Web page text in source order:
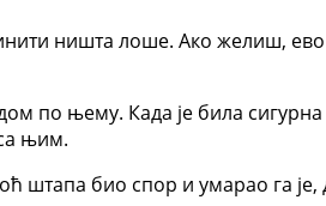
ништа лоше. Ако желиш,
по њему. Када је била
њим.
био спор и умарао га је,